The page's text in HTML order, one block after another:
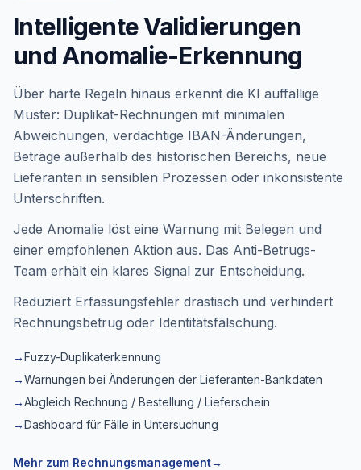
Intelligente Validierungen
und Anomalie-Erkennung
Über harte Regeln hinaus erkennt die KI auffällige
Muster: Duplikat-Rechnungen mit minimalen
Abweichungen, verdächtige IBAN-Änderungen,
Beträge außerhalb des historischen Bereichs, neue
Lieferanten in sensiblen Prozessen oder inkonsistente
Unterschriften.
Jede Anomalie löst eine Warnung mit Belegen und
einer empfohlenen Aktion aus. Das Anti-Betrugs-
Team erhält ein klares Signal zur Entscheidung.
Reduziert Erfassungsfehler drastisch und verhindert
Rechnungsbetrug oder Identitätsfälschung.
→Fuzzy-Duplikaterkennung
→Warnungen bei Änderungen der Lieferanten-Bankdaten
→Abgleich Rechnung / Bestellung / Lieferschein
→Dashboard für Fälle in Untersuchung
Mehr zum Rechnungsmanagement→